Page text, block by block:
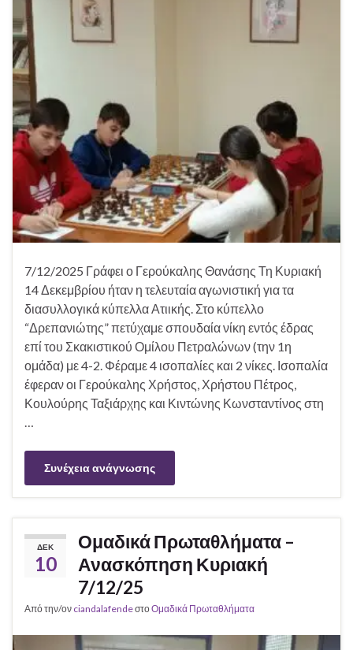
7/12/2025 Γράφει ο Γερούκαλης Θανάσης Τη Κυριακή
14 Δεκεμβρίου ήταν η τελευταία αγωνιστική για τα
διασυλλογικά κύπελλα Ατιικής. Στο κύπελλο
“Δρεπανιώτης” πετύχαμε σπουδαία νίκη εντός έδρας
επί του Σκακιστικού Ομίλου Πετραλώνων (την 1η
ομάδα) με 4-2. Φέραμε 4 ισοπαλίες και 2 νίκες. Ισοπαλία
έφεραν οι Γερούκαλης Χρήστος, Χρήστου Πέτρος,
Κουλούρης Ταξιάρχης και Κιντώνης Κωνσταντίνος στη
…
Συνέχεια ανάγνωσης
ΔΕΚ
10
Ομαδικά Πρωταθλήματα –
Ανασκόπηση Κυριακή
7/12/25
Από την/ον ciandalafendeστοΟμαδικά Πρωταθλήματα